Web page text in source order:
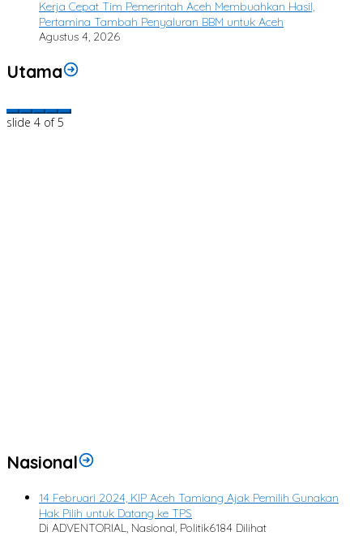
Kerja Cepat Tim Pemerintah Aceh Membuahkan Hasil,
Pertamina Tambah Penyaluran BBM untuk Aceh
Agustus 4, 2026
Utama
slide 4 of 5
Nasional
14 Februari 2024, KIP Aceh Tamiang Ajak Pemilih Gunakan
Hak Pilih untuk Datang ke TPS
Di ADVENTORIAL, Nasional, Politik6184 Dilihat